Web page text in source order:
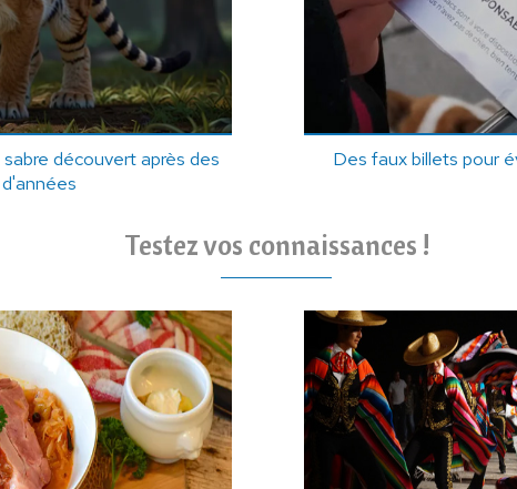
découvert après des
Des faux billets pour
Testez vos connaissances !